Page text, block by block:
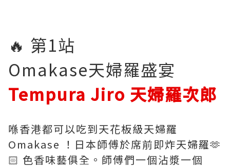
🔥 第1站
Omakase天婦羅盛宴
Tempura Jiro 天婦羅次郎
喺香港都可以吃到天花板級天婦羅
Omakase ！日本師傅於席前即炸天婦羅🫶
🏻 色香味藝俱全。師傅們一個沾漿一個